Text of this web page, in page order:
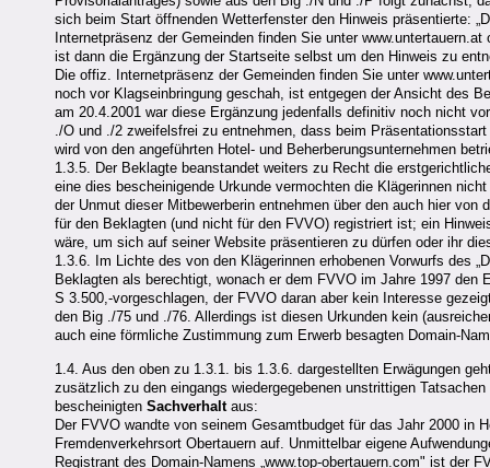
sich beim Start öffnenden Wetterfenster den Hinweis präsentierte:
Internetpräsenz der Gemeinden finden Sie unter
ist dann die Ergänzung der Startseite selbst um den Hinweis zu
Die offiz. Internetpräsenz der Gemeinden finden Sie unter
noch vor Klagseinbringung geschah, ist entgegen der Ansicht des
am 20.4.2001 war diese Ergänzung jedenfalls definitiv noch nicht
./O und ./2 zweifelsfrei zu entnehmen, dass beim
wird von den angeführten Hotel- und Beherberungsunternehmen
1.3.5. Der Beklagte beanstandet weiters zu Recht die
eine dies bescheinigende Urkunde vermochten die Klägerinnen
der Unmut dieser Mitbewerberin entnehmen über den auch hier von
für den Beklagten (und nicht für den FVVO) registriert ist; ein
wäre, um sich auf seiner Website präsentieren zu dürfen oder ihr
1.3.6. Im Lichte des von den Klägerinnen erhobenen Vorwurfs des
Beklagten als berechtigt, wonach er dem FVVO im Jahre 1997 den
S 3.500,-vorgeschlagen, der FVVO daran aber kein Interesse
den Big ./75 und ./76. Allerdings ist diesen Urkunden kein
auch eine förmliche Zustimmung zum Erwerb besagten Domain-
1.4. Aus den oben zu 1.3.1. bis 1.3.6. dargestellten Erwägungen
zusätzlich zu den eingangs wiedergegebenen unstrittigen
bescheinigten Sachverhalt aus:
Der FVVO wandte von seinem Gesamtbudget für das Jahr 2000 in
Fremdenverkehrsort Obertauern auf. Unmittelbar eigene
Registrant des Domain-Namens „www.top-obertauern.com" ist der